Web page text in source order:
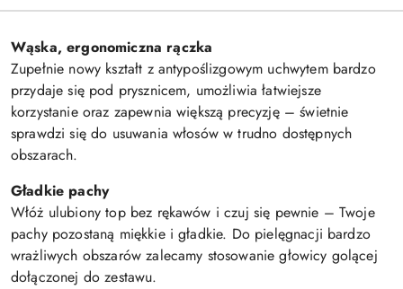
Wąska, ergonomiczna rączka
Zupełnie nowy kształt z antypoślizgowym uchwytem bardzo
przydaje się pod prysznicem, umożliwia łatwiejsze
korzystanie oraz zapewnia większą precyzję – świetnie
sprawdzi się do usuwania włosów w trudno dostępnych
obszarach.
Gładkie pachy
Włóż ulubiony top bez rękawów i czuj się pewnie – Twoje
pachy pozostaną miękkie i gładkie. Do pielęgnacji bardzo
wrażliwych obszarów zalecamy stosowanie głowicy golącej
dołączonej do zestawu.